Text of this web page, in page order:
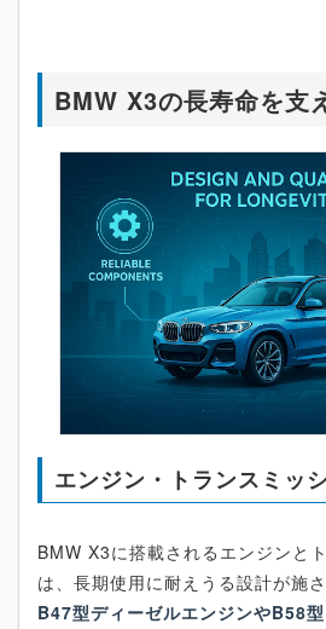
BMW X3の長寿命を支
エンジン・トランスミッ
BMW X3に搭載されるエンジンと
は、長期使用に耐えうる設計が施
B47型ディーゼルエンジンやB58